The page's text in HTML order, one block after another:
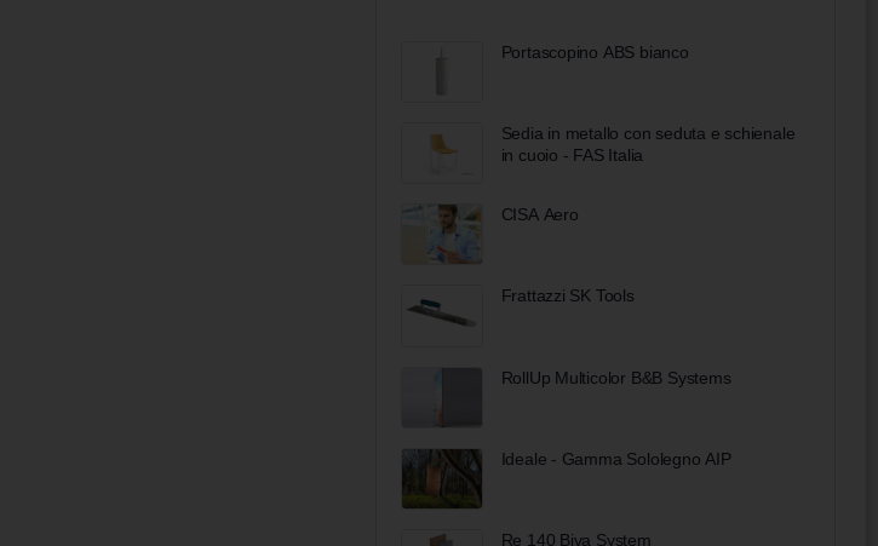
Portascopino ABS bianco
Sedia in metallo con seduta e schienale
in cuoio - FAS Italia
CISA Aero
Frattazzi SK Tools
RollUp Multicolor B&B Systems
Ideale - Gamma Sololegno AIP
Re 140 Biva System